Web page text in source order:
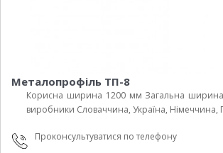
Металопрофіль ТП-8
Корисна ширина 1200 мм Загальна
виробники Cловаччина, Україна, Німеччина,
Проконсультуватися по телефону